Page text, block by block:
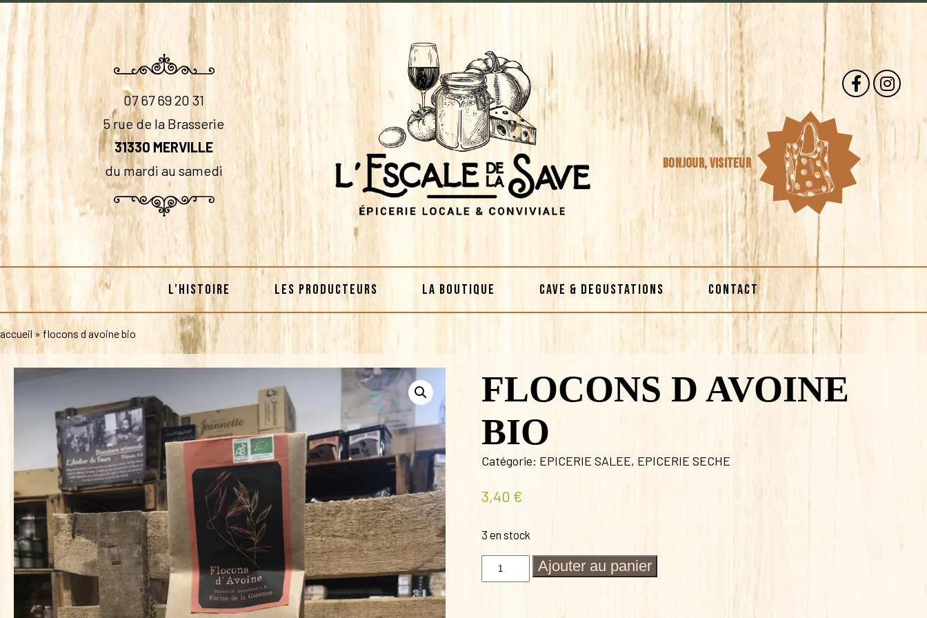
07 67 69 20 31
5 rue de la Brasserie
31330 MERVILLE
du mardi au samedi
Bonjour,visiteur
L’HISTOIRE LES PRODUCTEURS LA BOUTIQUE CAVE & DEGUSTATIONS CONTACT
accueil »flocons d avoine bio
FLOCONS D AVOINE
BIO
Catégorie: EPICERIE SALEE, EPICERIE SECHE
3,40 €
3 en stock
quantité
Ajouter au panier